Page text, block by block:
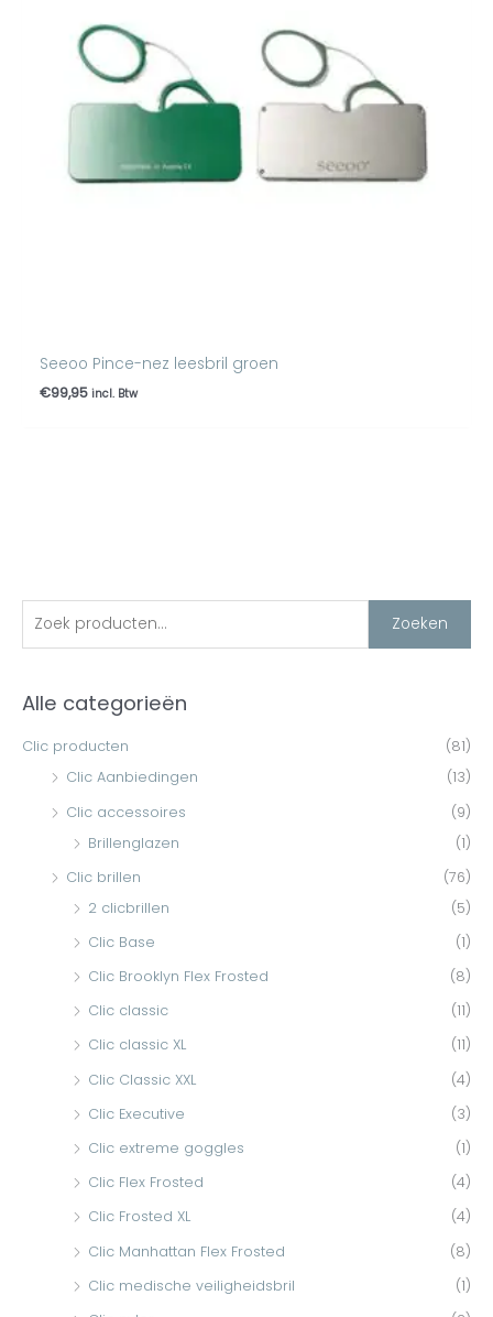
o
k
e
Zoeken
Alle categorieën
Clic producten
(81)
Clic Aanbiedingen
(13)
Clic accessoires
(9)
Brillenglazen
(1)
Clic brillen
(76)
2 clicbrillen
(5)
Clic Base
(1)
Clic Brooklyn Flex Frosted
(8)
Clic classic
(11)
Clic classic XL
(11)
Clic Classic XXL
(4)
Clic Executive
(3)
Clic extreme goggles
(1)
Clic Flex Frosted
(4)
Clic Frosted XL
(4)
Clic Manhattan Flex Frosted
(8)
Clic medische veiligheidsbril
(1)
Seeoo Pince-nez leesbril groen
€99,95 incl. Btw